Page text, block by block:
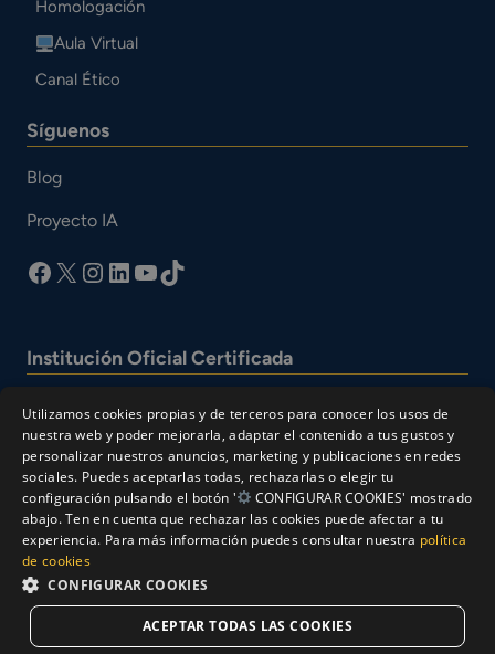
Homologación
Aula Virtual
Canal Ético
Síguenos
Blog
Proyecto IA
facebook
X Instagram
LinkedIn
YouTube
TikTok
Institución Oficial Certificada
Aviso Legal
Política de Cookies
Utilizamos cookies propias y de terceros para conocer los usos de
nuestra web y poder mejorarla, adaptar el contenido a tus gustos y
personalizar nuestros anuncios, marketing y publicaciones en redes
sociales. Puedes aceptarlas todas, rechazarlas o elegir tu
configuración pulsando el botón '
CONFIGURAR COOKIES' mostrado
abajo. Ten en cuenta que rechazar las cookies puede afectar a tu
experiencia. Para más información puedes consultar nuestra política
de cookies
CONFIGURAR COOKIES
ACEPTAR TODAS LAS COOKIES